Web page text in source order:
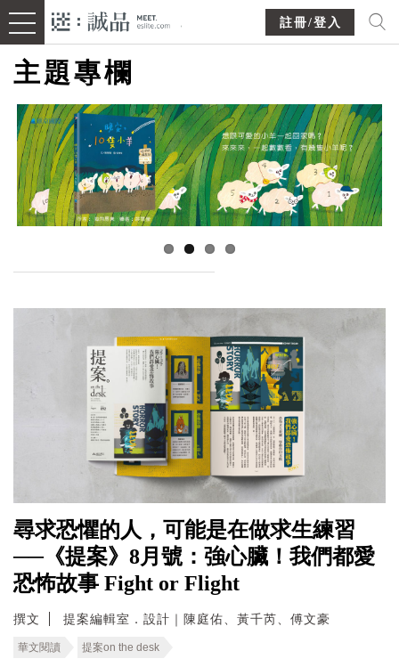
註冊/登入
主題專欄
尋求恐懼的人，可能是在做求生練習
──《提案》8月號：強心臟！我們都愛
恐怖故事 Fight or Flight
撰文 提案編輯室．設計｜陳庭佑、黃千芮、傅文豪
華文閱讀 提案on the desk